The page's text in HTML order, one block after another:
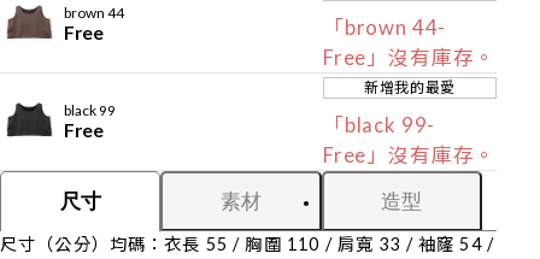
brown 44
Free
「brown 44-
Free」沒有庫存。
black 99
Free
新增我的最愛
「black 99-
Free」沒有庫存。
尺寸 素材 造型
尺寸（公分）均碼：衣長 55 / 胸圍 110 / 肩寬 33 / 袖窿 54 /